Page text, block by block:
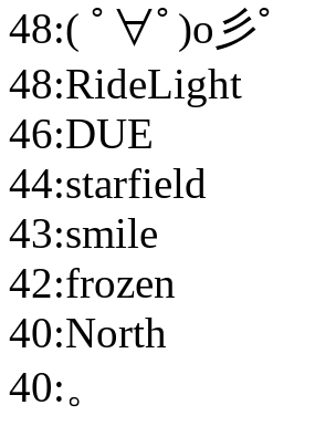
48:( ﾟ∀ﾟ)o彡ﾟ
48:RideLight
46:DUE
44:starfield
43:smile
42:frozen
40:North
40:。